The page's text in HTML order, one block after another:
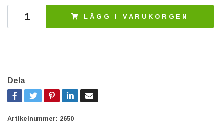
LÄGG I VARUKORGEN
Dela
Artikelnummer: 2650